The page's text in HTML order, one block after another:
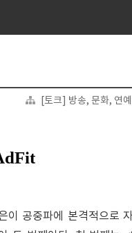
[토크] 방송, 문화, 연예
이 공중파에 본격적으로